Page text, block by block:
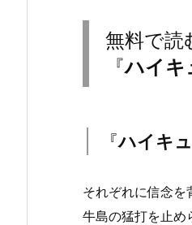
無料で
『ハイキ
『ハイキ
それぞれに信念
牛島の猛打を止め